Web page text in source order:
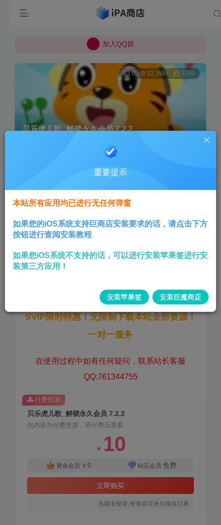
所有上传的应用 均已通过 严格的安全检测
加入QQ群
贝乐虎儿歌_解锁永久会员 7.2.2
0 12.9W+ 9796
登录后解锁永久会员,
版本:7.2.2
SVIP限时特惠！无限制下载本站全部资源！
一对一服务
在使用过程中如有任何疑问，联系站长客服
QQ:761344755
贝乐虎儿歌_解锁永久会员 7.2.2
此内容为付费资源，请付费后查看
￥ 10
黄金会员 ￥ 9 钻石会员 免费
立即购买
当前未登录-登录后可永久保存订单
付费资源
重要提示
本站所有应用均已进行无任何弹窗
如果您的iOS系统支持巨商店安装要求的话，请点击下方
按钮进行查阅安装教程
如果您iOS系统不支持的话，可以进行安装苹果签进行安
装第三方应用！
安装苹果签 安装巨魔商店